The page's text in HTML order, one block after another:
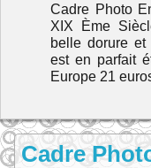
Cadre Photo
XIX Ème
belle dorure
est en parfait
Europe 21
Cadre